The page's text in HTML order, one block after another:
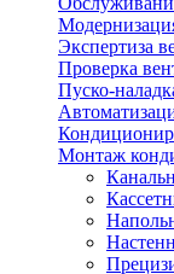
Экспертиза
Проверка
Пуско-
Монтаж